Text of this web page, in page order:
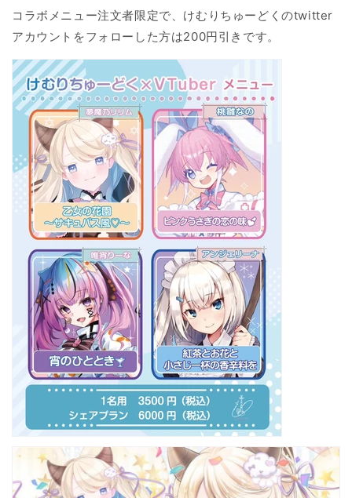
コラボメニュー注文者限定で、けむりちゅーどくのtwitter
アカウントをフォローした方は200円引きです。